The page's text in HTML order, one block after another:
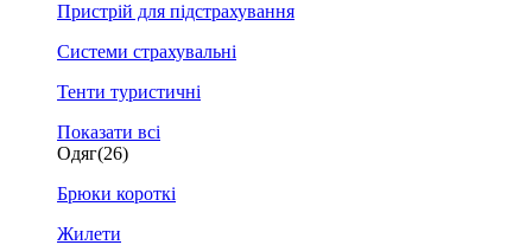
Пристрій для підстрахування
Системи страхувальні
Тенти туристичні
Показати всі
Одяг(26)
Брюки короткі
Жилети